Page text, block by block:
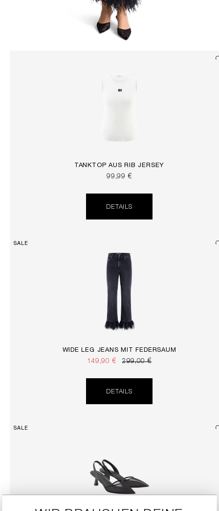
TANKTOP AUS RIB JERSEY
99,99 €
DETAILS
SALE
WIDE LEG JEANS MIT FEDERSAUM
149,90 € 299,00 €
DETAILS
SALE